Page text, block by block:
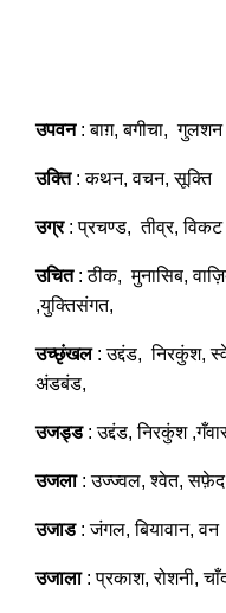
उपवन: बाग़, बगीचा, गुलशन
उक्ति: कथन, वचन, सूक्ति
उग्र: प्रचण्ड, तीव्र,
उचित: ठीक, मुनासिब,
,युक्तिसंगत,
उच्छृंखल: उद्दंड, निरकुंश,
अंडबंड,
उजड्ड: उद्दंड, निरकुंश
उजला: उज्ज्वल, श्वेत,
उजाड: जंगल, बियावान, वन
उजाला: प्रकाश, रोशनी,